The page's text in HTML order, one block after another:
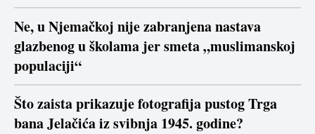
Ne, u Njemačkoj nije zabranjena nastava
glazbenog u školama jer smeta „muslimanskoj
populaciji“
Što zaista prikazuje fotografija pustog Trga
bana Jelačića iz svibnja 1945. godine?